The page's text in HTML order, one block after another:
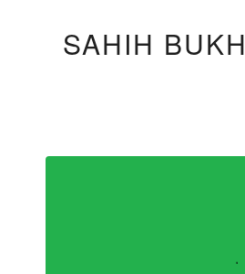
SAHIH